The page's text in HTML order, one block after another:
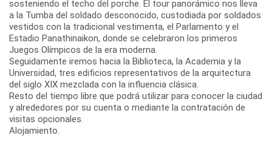
sosteniendo el techo del porche. El tour panorámico nos lleva
a la Tumba del soldado desconocido, custodiada por soldados
vestidos con la tradicional vestimenta, el Parlamento y el
Estadio Panathinaikon, donde se celebraron los primeros
Juegos Olímpicos de la era moderna.
Seguidamente iremos hacia la Biblioteca, la Academia y la
Universidad, tres edificios representativos de la arquitectura
del siglo XIX mezclada con la influencia clásica.
Resto del tiempo libre que podrá utilizar para conocer la ciudad
y alrededores por su cuenta o mediante la contratación de
visitas opcionales.
Alojamiento.